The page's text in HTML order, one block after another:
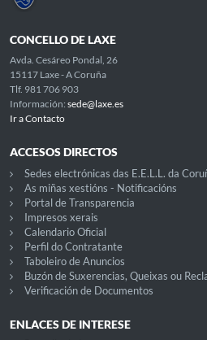
CONCELLO DE LAXE
Avda. Cesáreo Pondal, 26
15117 Laxe - A Coruña
Tlf. 981 706 903
Información: sede@laxe.es
Ir a Contacto
ACCESOS DIRECTOS
Sedes electrónicas das E.E.L.L. da
As miñas xestións - Notificacións
Portal de Transparencia
Impresos xerais
Calendario Oficial
Perfil do Contratante
Taboleiro de Anuncios
Buzón de Suxerencias, Queixas ou
Verificación de Documentos
ENLACES DE INTERESE